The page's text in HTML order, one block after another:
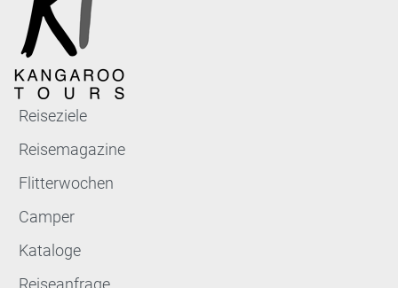
Reiseziele
Reisemagazine
Flitterwochen
Camper
Kataloge
Reiseanfrage